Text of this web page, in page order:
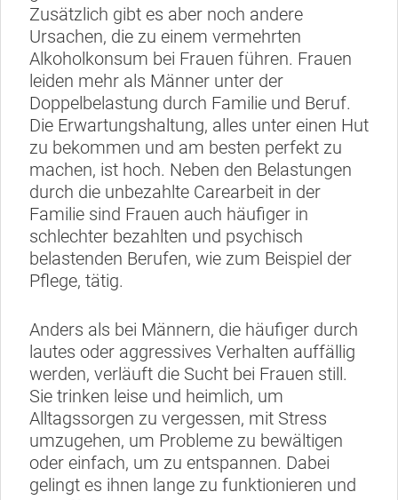
Zusätzlich gibt es aber noch andere
Ursachen, die zu einem vermehrten
Alkoholkonsum bei Frauen führen. Frauen
leiden mehr als Männer unter der
Doppelbelastung durch Familie und Beruf.
Die Erwartungshaltung, alles unter einen Hut
zu bekommen und am besten perfekt zu
machen, ist hoch. Neben den Belastungen
durch die unbezahlte Carearbeit in der
Familie sind Frauen auch häufiger in
schlechter bezahlten und psychisch
belastenden Berufen, wie zum Beispiel der
Pflege, tätig.
Anders als bei Männern, die häufiger durch
lautes oder aggressives Verhalten auffällig
werden, verläuft die Sucht bei Frauen still.
Sie trinken leise und heimlich, um
Alltagssorgen zu vergessen, mit Stress
umzugehen, um Probleme zu bewältigen
oder einfach, um zu entspannen. Dabei
gelingt es ihnen lange zu funktionieren und